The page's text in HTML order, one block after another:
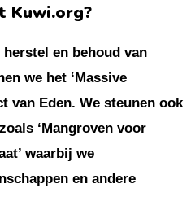
Kuwi.org?
en behoud van
we het ‘Massive
van Eden. We steunen ook
‘Mangroven voor
waarbij we
en andere